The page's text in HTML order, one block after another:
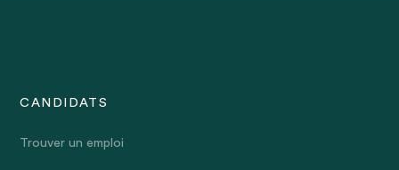
CANDIDATS
Trouver un emploi